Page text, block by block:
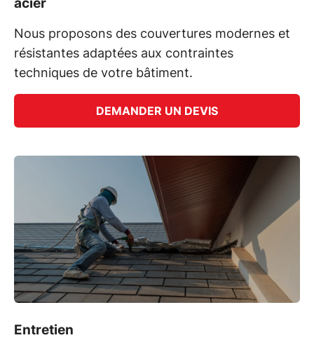
Nous proposons des couvertures modernes et
résistantes adaptées aux contraintes
techniques de votre bâtiment.
DEMANDER UN DEVIS
Entretien